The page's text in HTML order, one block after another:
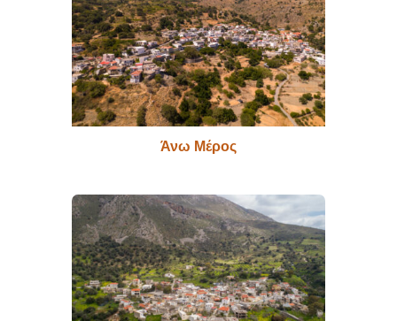
Άνω Μέρος